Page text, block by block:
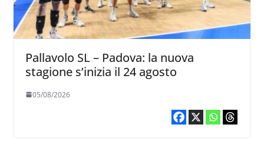
Pallavolo SL – Padova: la nuova
stagione s’inizia il 24 agosto
05/08/2026